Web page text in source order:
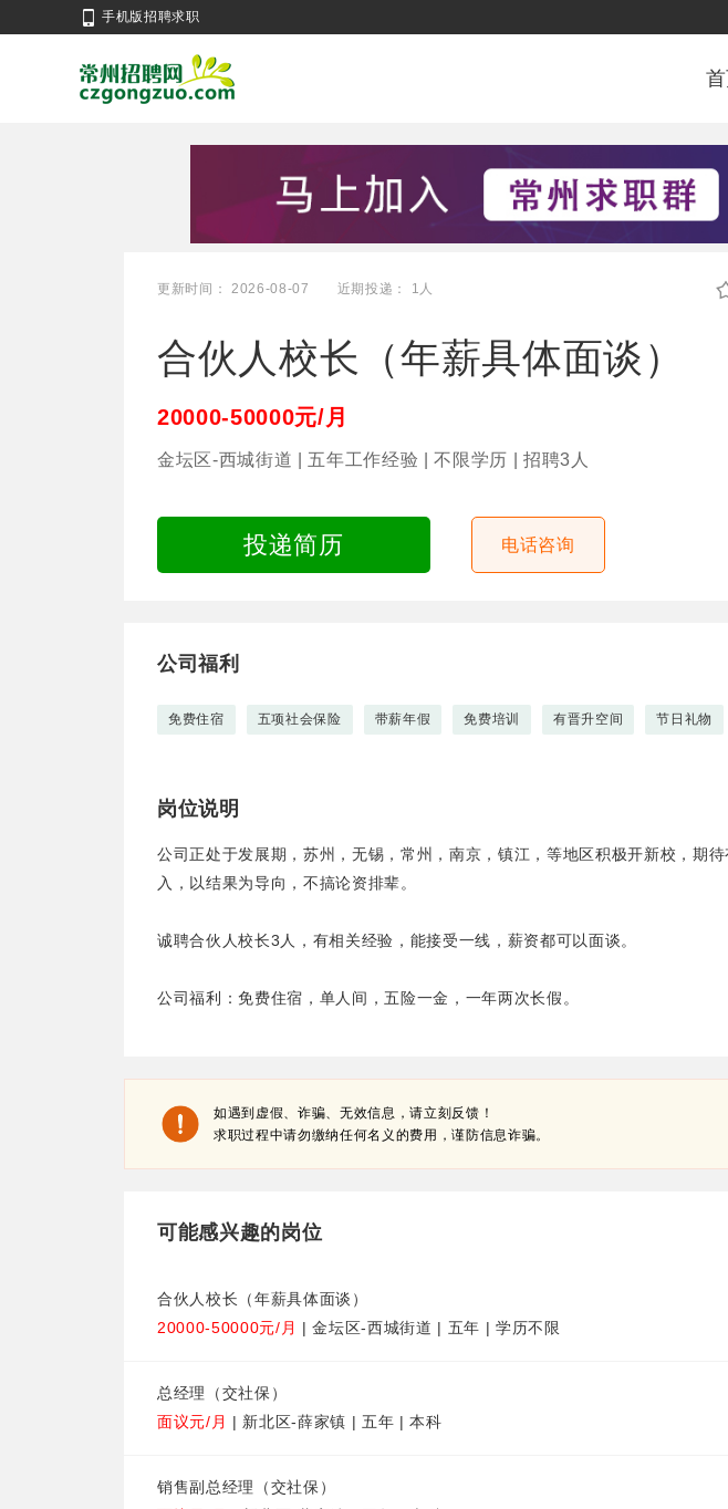
手机版招聘求职
近期投递： 1人
更新时间： 2026-08-07
合伙人校长（年薪具体面谈）
20000-50000元/月
金坛区-西城街道 | 五年工作经验 | 不限学历 | 招聘3人
投递简历 电话咨询
公司福利
免费住宿 五项社会保险 带薪年假 免费培训 有晋升空间 节日礼物
岗位说明
公司正处于发展期，苏州，无锡，常州，南京，镇江，等地区积极开新校，期
入，以结果为导向，不搞论资排辈。
诚聘合伙人校长3人，有相关经验，能接受一线，薪资都可以面谈。
公司福利：免费住宿，单人间，五险一金，一年两次长假。
如遇到虚假、诈骗、无效信息，请立刻反馈！
求职过程中请勿缴纳任何名义的费用，谨防信息诈骗。
可能感兴趣的岗位
合伙人校长（年薪具体面谈）
20000-50000元/月 | 金坛区-西城街道 | 五年 | 学历不限
总经理（交社保）
面议元/月 | 新北区-薛家镇 | 五年 | 本科
销售副总经理（交社保）